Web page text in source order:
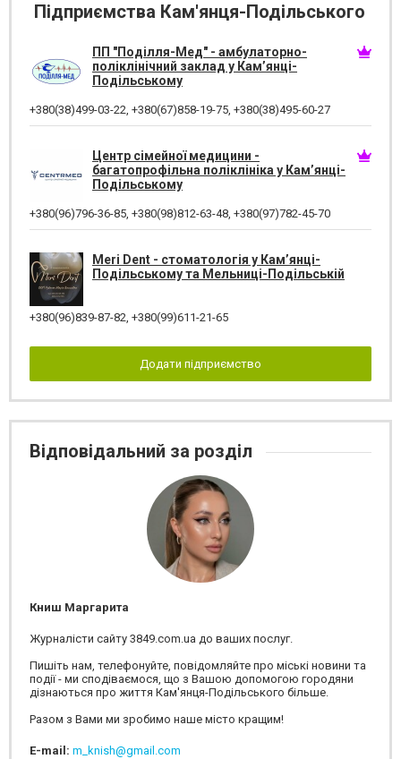
Підприємства Кам'янця-Подільського
ПП "Поділля-Мед" - амбулаторно-
поліклінічний заклад у Кам’янці-
Подільському
+380(38)499-03-22, +380(67)858-19-75, +380(38)495-60-27
Центр сімейної медицини -
багатопрофільна поліклініка у Кам’янці-
Подільському
+380(96)796-36-85, +380(98)812-63-48, +380(97)782-45-70
Meri Dent - стоматологія у Кам’янці-
Подільському та Мельниці-Подільській
+380(96)839-87-82, +380(99)611-21-65
Додати підприємство
Відповідальний за розділ
Книш Маргарита
Журналісти сайту 3849.com.ua до ваших послуг.
Пишіть нам, телефонуйте, повідомляйте про міські новини та
події - ми сподіваємося, що з Вашою допомогою городяни
дізнаються про життя Кам'янця-Подільського більше.
Разом з Вами ми зробимо наше місто кращим!
E-mail: m_knish@gmail.com